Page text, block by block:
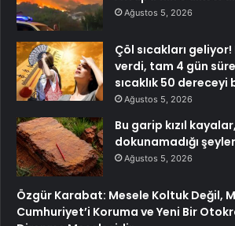
Ağustos 5, 2026
Çöl sıcakları
verdi, tam 4 gün
sıcaklık 50 dereceyi
Ağustos 5, 2026
Bu garip kızıl
dokunamadığı
Ağustos 5, 2026
Özgür Karabat: Mesele Koltuk Değil,
Cumhuriyet’i Koruma ve Yeni Bir